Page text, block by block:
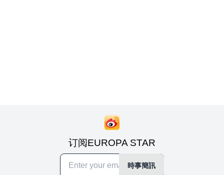
订阅EUROPA STAR
時事簡訊